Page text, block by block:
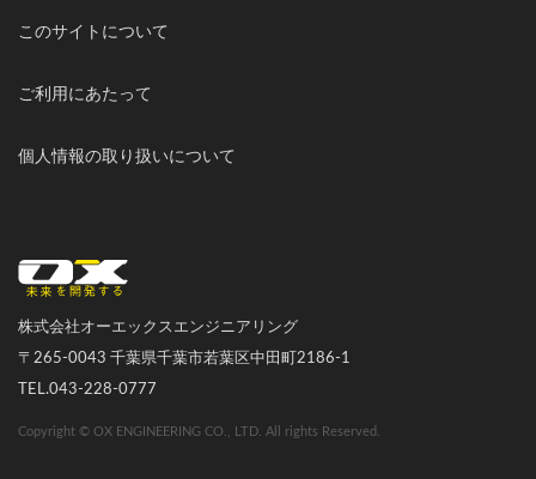
このサイトについて
ご利用にあたって
個人情報の取り扱いについて
株式会社オーエックスエンジニアリング
〒265-0043 千葉県千葉市若葉区中田町2186-1
TEL.043-228-0777
Copyright © OX ENGINEERING CO., LTD. All rights Reserved.